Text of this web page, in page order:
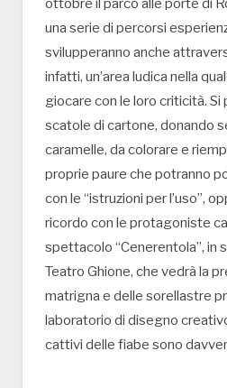
ottobre il parco alle porte di
una serie di percorsi
svilupperanno anche
infatti, un’area ludica nella
giocare con le loro criticità.
scatole di cartone, donando
caramelle, da colorare e
proprie paure che potranno
con le “istruzioni per l’uso”,
ricordo con le protagoniste
spettacolo “Cenerentola”, in
Teatro Ghione, che vedrà la
matrigna e delle sorellastre
laboratorio di disegno
cattivi delle fiabe sono